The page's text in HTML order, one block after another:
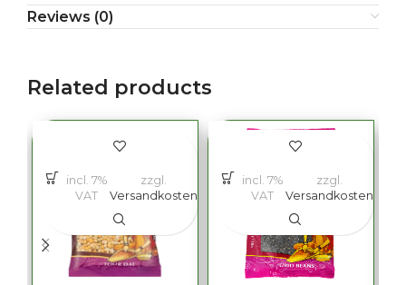
Reviews (0)
Related products
incl. 7%
VAT
zzgl.
Versandkosten
incl. 7%
VAT
zzgl.
Versandkosten